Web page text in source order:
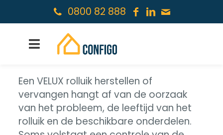
0800 82 888
Een VELUX rolluik herstellen of
vervangen hangt af van de oorzaak
van het probleem, de leeftijd van het
rolluik en de beschikbare onderdelen.